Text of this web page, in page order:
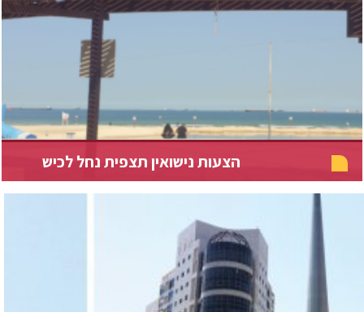
הצעות נישואין תצפית נחל לכיש